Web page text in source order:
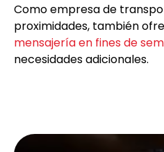
Como empresa de
proximidades, también
mensajería en fines de
necesidades adicionales.